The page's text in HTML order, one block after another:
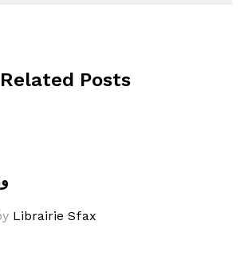
Related Posts
Librairie Sfax